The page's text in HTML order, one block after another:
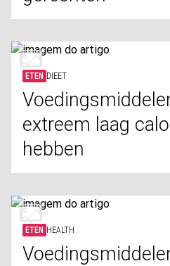
ETEN DIEET
extreem laag
hebben
ETEN HEALTH